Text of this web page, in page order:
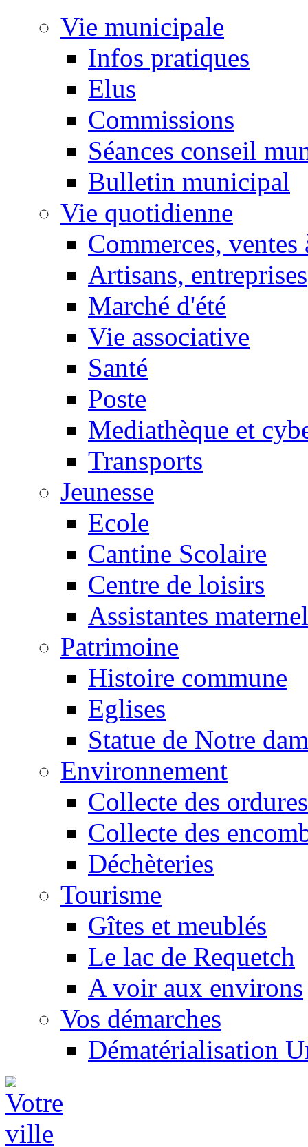
Vie municipale
Infos pratiques
Elus
Commissions
Séances conseil
Bulletin municipal
Vie quotidienne
Commerces, ventes
Artisans, entreprises
Marché d'été
Vie associative
Santé
Poste
Mediathèque et
Transports
Jeunesse
Ecole
Cantine Scolaire
Centre de loisirs
Assistantes
Patrimoine
Histoire commune
Eglises
Statue de Notre
Environnement
Collecte des ordures
Collecte des
Déchèteries
Tourisme
Gîtes et meublés
Le lac de Requetch
A voir aux environs
Vos démarches
Dématérialisation